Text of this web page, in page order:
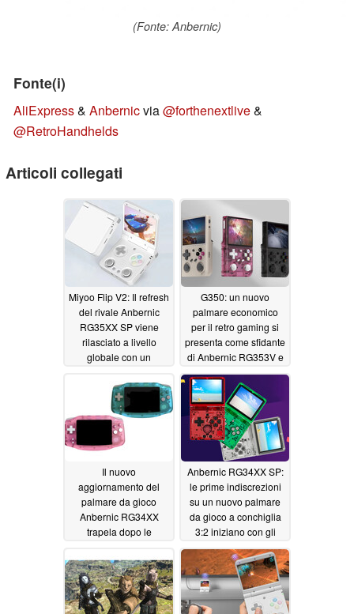
(Fonte: Anbernic)
Fonte(i)
AliExpress& Anbernicvia@forthenextlive&
@RetroHandhelds
Articoli collegati
Miyoo Flip V2: Il refresh
del rivale Anbernic
RG35XX SP viene
rilasciato a livello
globale con un
cerniera migliorato
03/13/2025
G350: un nuovo
palmare economico
per il retro gaming si
presenta come sfidante
di Anbernic RG353V e
Game Console R36S
02/22/2025
Il nuovo
aggiornamento del
palmare da gioco
Anbernic RG34XX
trapela dopo le
sull'RG34XX SP
02/03/2025
Anbernic RG34XX SP:
le prime indiscrezioni
su un nuovo palmare
da gioco a conchiglia
3:2 iniziano con gli
aggiornamenti delle
prestazioni02/01/2025